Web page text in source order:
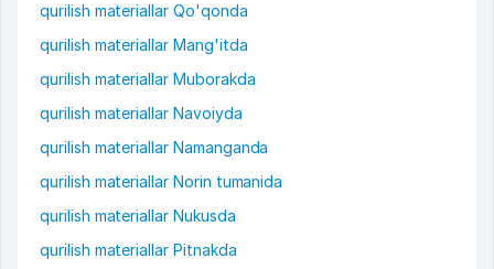
qurilish materiallar Qo'qonda
qurilish materiallar Mang'itda
qurilish materiallar Muborakda
qurilish materiallar Navoiyda
qurilish materiallar Namanganda
qurilish materiallar Norin tumanida
qurilish materiallar Nukusda
qurilish materiallar Pitnakda